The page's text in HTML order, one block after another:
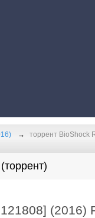
торрент BioShock
(2016)